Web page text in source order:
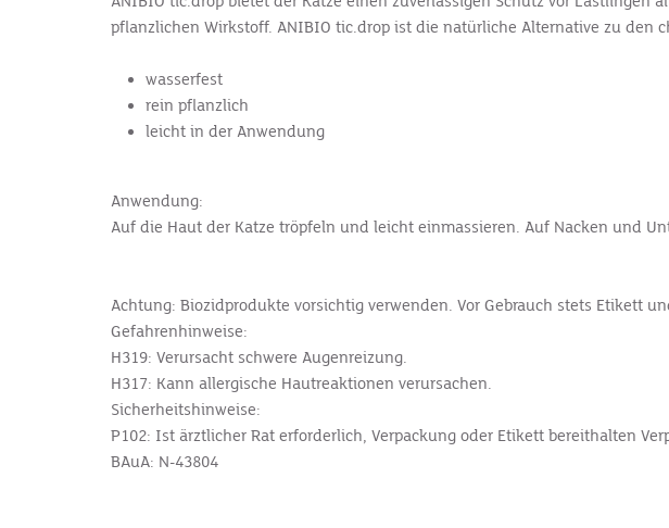
pflanzlichen Wirkstoff. ANIBIO tic.drop ist die natürliche Alternative zu den
wasserfest
rein pflanzlich
leicht in der Anwendung
Anwendung:
Auf die Haut der Katze tröpfeln und leicht einmassieren. Auf Nacken und
Achtung: Biozidprodukte vorsichtig verwenden. Vor Gebrauch stets Etikett
Gefahrenhinweise:
H319: Verursacht schwere Augenreizung.
H317: Kann allergische Hautreaktionen verursachen.
Sicherheitshinweise:
P102: Ist ärztlicher Rat erforderlich, Verpackung oder Etikett bereithalten
BAuA: N-43804